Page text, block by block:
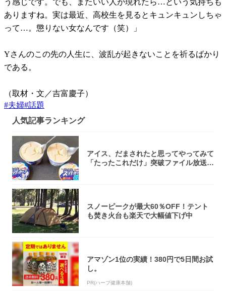
ありますね。実は最近、高校生を見るとキュンキュンしちゃ
って…。懲りない女なんです（笑）」
Yさんのこの先の人生に、波乱が起きないことを祈るばかり
である。
（取材・文／吉富慶子）
#夫婦#話題
人気記事ランキング
アイス、だまされたと思ってやってみて
「たったこれだけ」突破ファイル放送で
スノーピークが最大60％OFF！テント
も焚き火台も楽天で大幅値下げ中
アマゾン1位の実績！380円で5日間お試
し。
PR(ハーブ健康本舗)